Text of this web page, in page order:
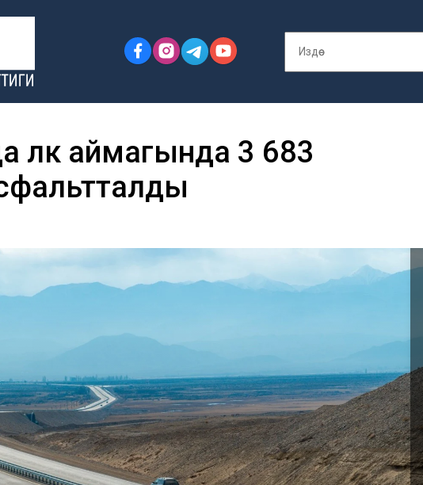
аймагында 3 683